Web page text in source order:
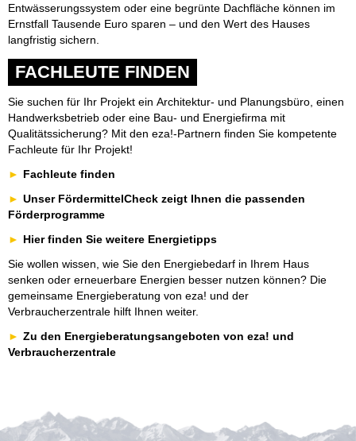
Entwässerungssystem oder eine begrünte Dachfläche können im
Ernstfall Tausende Euro sparen – und den Wert des Hauses
langfristig sichern.
FACHLEUTE FINDEN
Sie suchen für Ihr Projekt ein Architektur- und Planungsbüro, einen
Handwerksbetrieb oder eine Bau- und Energiefirma mit
Qualitätssicherung? Mit den eza!-Partnern finden Sie kompetente
Fachleute für Ihr Projekt!
Fachleute finden
Unser FördermittelCheck zeigt Ihnen die passenden
Förderprogramme
Hier finden Sie weitere Energietipps
Sie wollen wissen, wie Sie den Energiebedarf in Ihrem Haus
senken oder erneuerbare Energien besser nutzen können? Die
gemeinsame Energieberatung von eza! und der
Verbraucherzentrale hilft Ihnen weiter.
Zu den Energieberatungsangeboten von eza! und
Verbraucherzentrale